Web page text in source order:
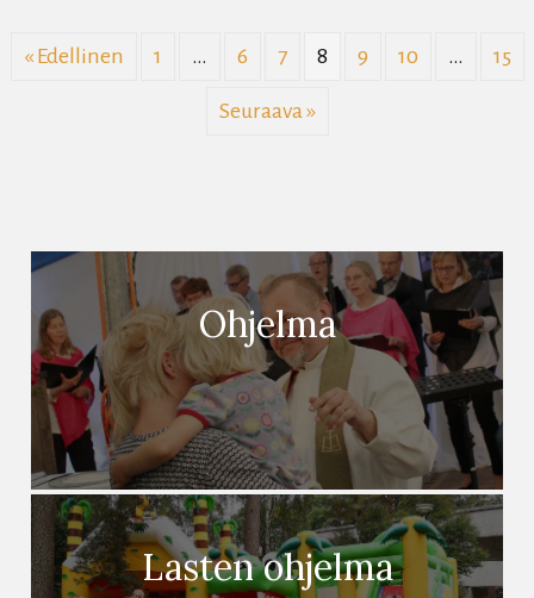
« Edellinen 1 … 6 7 8 9 10 … 15
Seuraava »
Ohjelma
Lasten ohjelma